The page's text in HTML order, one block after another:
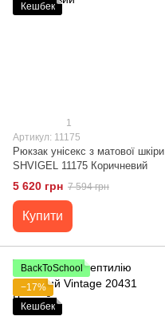
Кешбек
1
Артикул: 11175
Рюкзак унісекс з матової шкіри
SHVIGEL 11175 Коричневий
5 620 грн 7 594 грн
Купити
BackToSchool
−17%
Кешбек